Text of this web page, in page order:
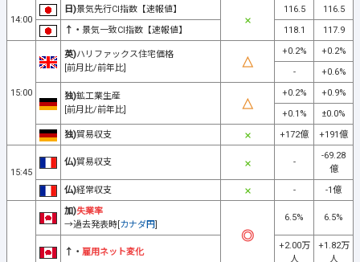
14:00
日)景気先行CI指数【速報値】 116.5
116.5
↑・ 景気一致CI指数【速報値】 118.1 117.9
15:00
英)ハリファックス住宅価格
[前月比/前年比]
+0.2%
+0.2%
-
+0.6%
独)鉱工業生産
[前月比/前年比]
+0.2%
+0.9%
+0.1%
±0.0%
独)貿易収支 +172億 +191億
15:45
仏)貿易収支 -
-69.28
億
仏)経常収支 - -1億
加)失業率
→過去発表時[カナダ円]
6.5% 6.5%
↑・ 雇用ネット変化
+2.00万
人
+1.82万
人